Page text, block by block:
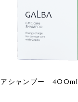
アシャンプー 400ml